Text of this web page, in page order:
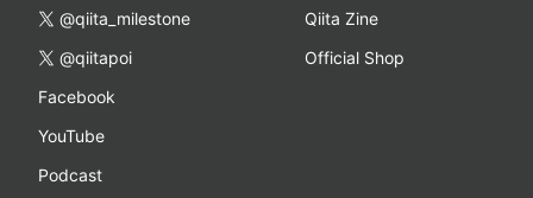
@qiita_milestone
@qiitapoi
Facebook
YouTube
Podcast
Qiita Zine
Official Shop